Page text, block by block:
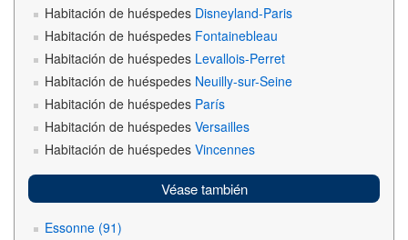
Habitación de huéspedes Disneyland-Paris
Habitación de huéspedes Fontainebleau
Habitación de huéspedes Levallois-Perret
Habitación de huéspedes Neuilly-sur-Seine
Habitación de huéspedes París
Habitación de huéspedes Versailles
Habitación de huéspedes Vincennes
Véase también
Essonne (91)